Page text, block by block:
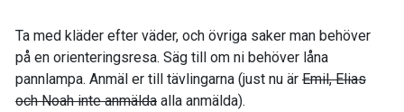
Ta med kläder efter väder, och övriga saker man behöver
på en orienteringsresa. Säg till om ni behöver låna
pannlampa. Anmäl er till tävlingarna (just nu är Emil, Elias
och Noah inte anmälda alla anmälda).